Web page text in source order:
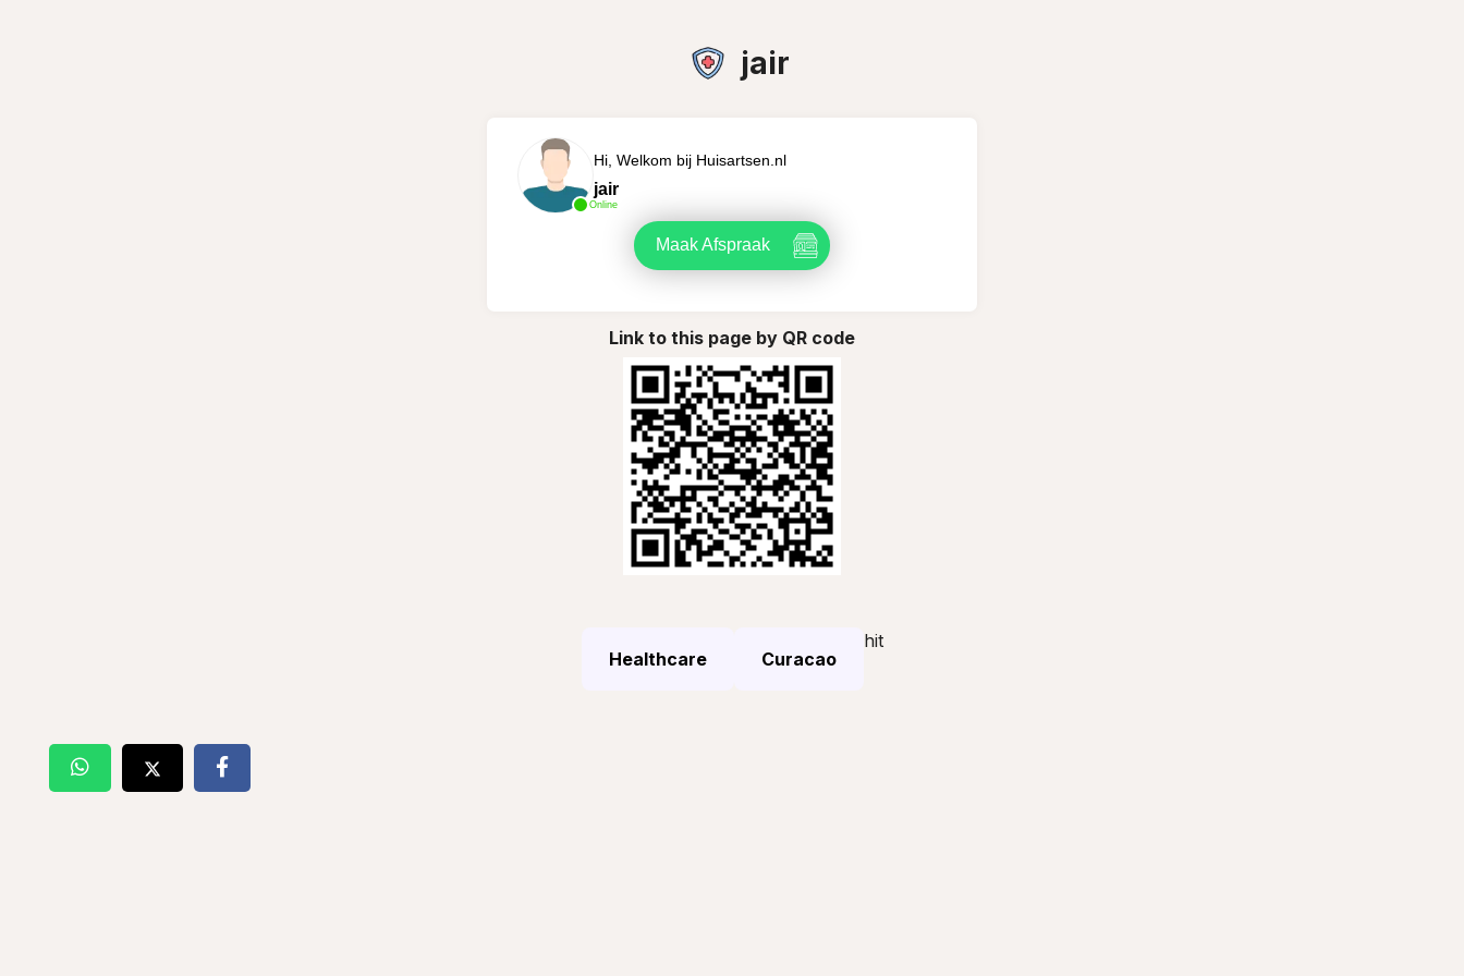
jair
Online
Hi, Welkom bij Huisartsen.nl
jair
Maak Afspraak
Link to this page by QR code
Healthcare Curacao
hit